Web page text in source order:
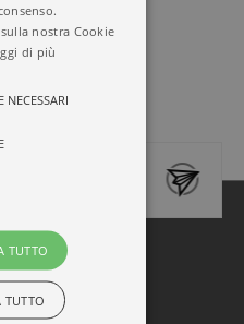
nostra Cookie
di più
NECESSARI
TUTTO
TUTTO